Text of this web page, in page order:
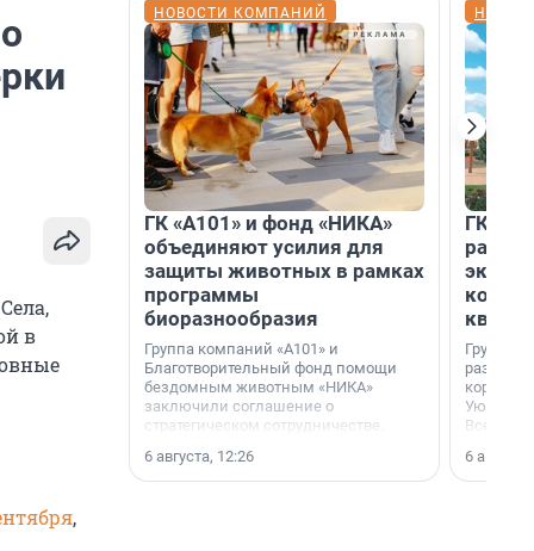
в
,
НОВОСТИ КОМПАНИЙ
ГК «А101» и фонд «НИКА»
объединяют усилия для
защиты животных в рамках
программы
биоразнообразия
Группа компаний «А101» и
Благотворительный фонд помощи
бездомным животным «НИКА»
заключили соглашение о
стратегическом сотрудничестве.
6 августа, 12:26
ГК
Группа
корпуса
Уютный
6